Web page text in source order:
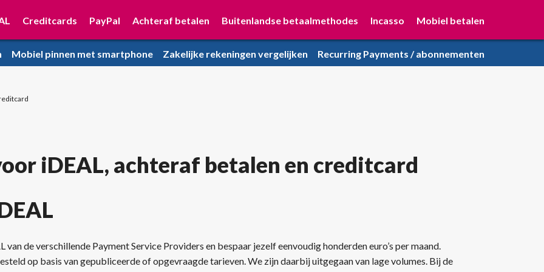
Creditcards PayPal Achteraf betalen Buitenlandse betaalmethodes Incasso Mobiel betalen
Mobiel pinnen met smartphone Zakelijke rekeningen vergelijken Recurring Payments / abonnementen
iDEAL, achteraf betalen en creditcard
de verschillende Payment Service Providers en bespaar jezelf eenvoudig honderden euro’s per maand.
op basis van gepubliceerde of opgevraagde tarieven. We zijn daarbij uitgegaan van lage volumes. Bij de